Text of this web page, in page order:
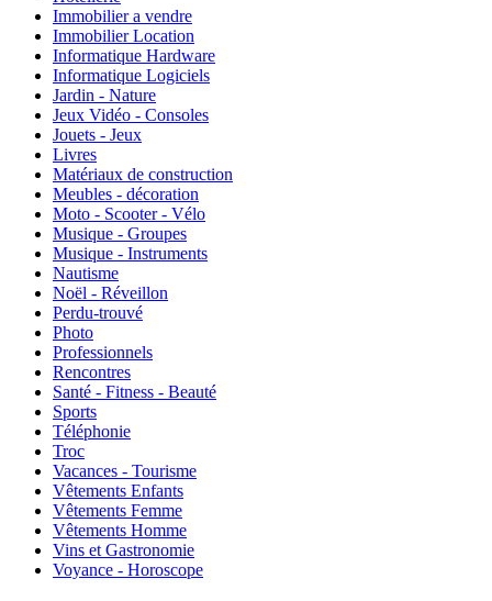
Immobilier a vendre
Immobilier Location
Informatique Hardware
Informatique Logiciels
Jardin - Nature
Jeux Vidéo - Consoles
Jouets - Jeux
Livres
Matériaux de construction
Meubles - décoration
Moto - Scooter - Vélo
Musique - Groupes
Musique - Instruments
Nautisme
Noël - Réveillon
Perdu-trouvé
Photo
Professionnels
Rencontres
Santé - Fitness - Beauté
Sports
Téléphonie
Troc
Vacances - Tourisme
Vêtements Enfants
Vêtements Femme
Vêtements Homme
Vins et Gastronomie
Voyance - Horoscope